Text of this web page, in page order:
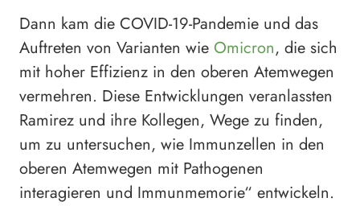
Dann kam die COVID-19-Pandemie und das
Auftreten von Varianten wie Omicron, die sich
mit hoher Effizienz in den oberen Atemwegen
vermehren. Diese Entwicklungen veranlassten
Ramirez und ihre Kollegen, Wege zu finden,
um zu untersuchen, wie Immunzellen in den
oberen Atemwegen mit Pathogenen
interagieren und Immunmemorie“ entwickeln.